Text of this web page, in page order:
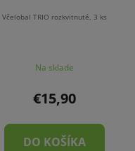
Včelobal TRIO rozkvitnuté, 3 ks
Na sklade
€15,90
DO KOŠÍKA